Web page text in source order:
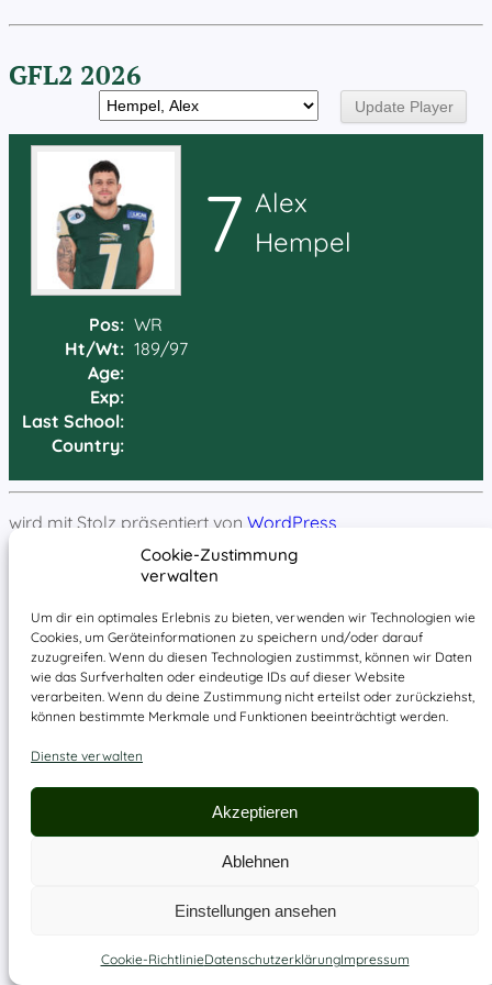
Cookie-Zustimmung
verwalten
Um dir ein optimales Erlebnis zu bieten, verwenden wir Technologien wie
Cookies, um Geräteinformationen zu speichern und/oder darauf
zuzugreifen. Wenn du diesen Technologien zustimmst, können wir Daten
wie das Surfverhalten oder eindeutige IDs auf dieser Website
verarbeiten. Wenn du deine Zustimmung nicht erteilst oder zurückziehst,
können bestimmte Merkmale und Funktionen beeinträchtigt werden.
Dienste verwalten
Akzeptieren
Ablehnen
Einstellungen ansehen
Cookie-RichtlinieDatenschutzerklärungImpressum
GFL2 2026
7 Alex
Hempel
Pos: WR
Ht/Wt: 189/97
Age:
Exp:
Last School:
Country:
wird mit Stolz präsentiert von WordPress